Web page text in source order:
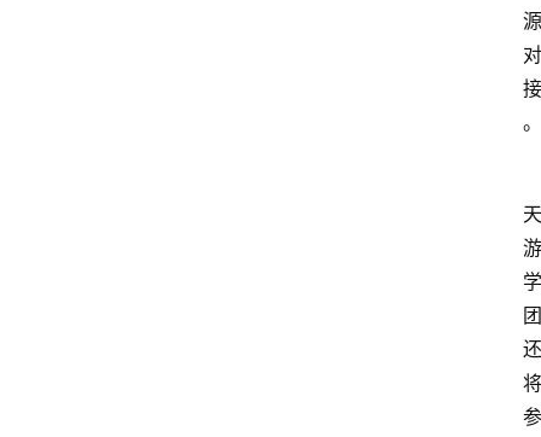
源
对
接
。
天
游
学
团
还
将
参